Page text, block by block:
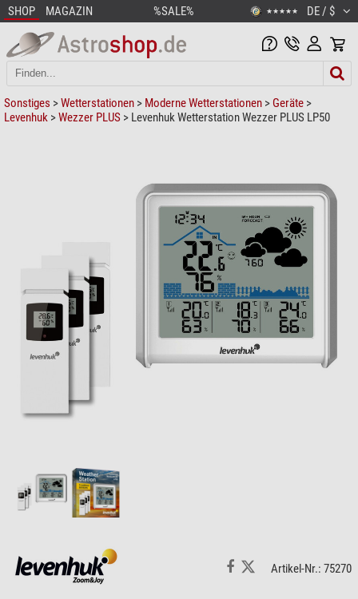
SHOP MAGAZIN %SALE% ★★★★★ DE / $
Sonstiges >Wetterstationen > Moderne Wetterstationen > Geräte >
Levenhuk >Wezzer PLUS > Levenhuk Wetterstation Wezzer PLUS LP50
Artikel-Nr.: 75270